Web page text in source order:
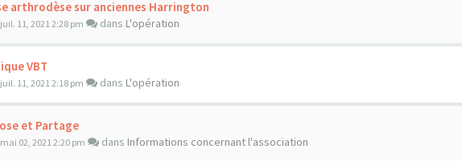
arthrodèse sur anciennes Harrington
11, 2021 2:28 pm dans L'opération
VBT
11, 2021 2:18 pm dans L'opération
et Partage
02, 2021 2:20 pm dans Informations concernant l'association